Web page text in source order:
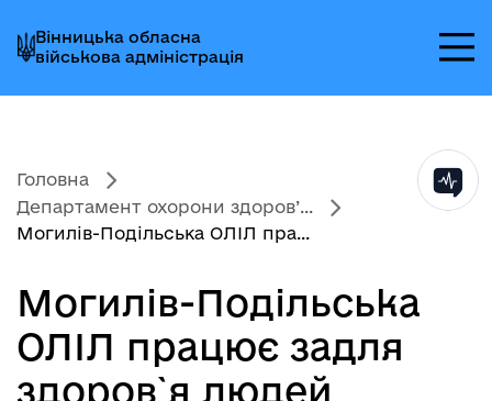
до
головного
меню
до
головного
вмісту
до
головного
колонтитула
Вінницька обласна
військова адміністрація
Головна
Департамент охорони здоров’...
Могилів-Подільська ОЛІЛ пра...
Могилів-Подільська
ОЛІЛ працює задля
здоров`я людей